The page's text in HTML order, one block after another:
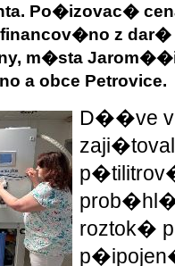
Po�izovac�
z
m�sta
a obce Petrovice.
D��ve
roztok�